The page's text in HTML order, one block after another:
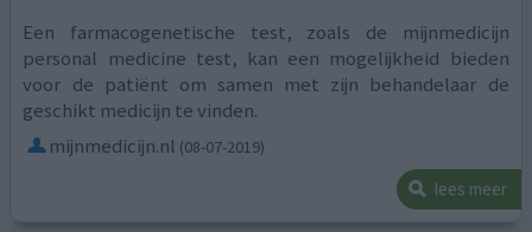
Een farmacogenetische test, zoals de mijnmedicijn
personal medicine test, kan een mogelijkheid bieden
voor de patiënt om samen met zijn behandelaar de
geschikt medicijn te vinden.
mijnmedicijn.nl (08-07-2019)
lees meer